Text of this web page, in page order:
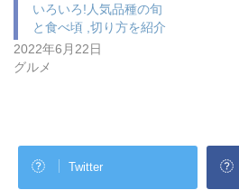
いろいろ!人気品種の旬
と食べ頃 ,切り方を紹介
2022年6月22日
グルメ
Twitter